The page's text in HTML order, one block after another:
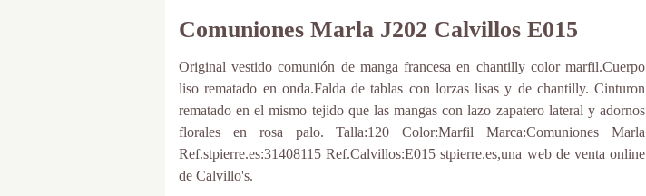
Comuniones Marla J202 Calvillos E015
Original vestido comunión de manga francesa en chantilly color marfil.Cuerpo
liso rematado en onda.Falda de tablas con lorzas lisas y de chantilly. Cinturon
rematado en el mismo tejido que las mangas con lazo zapatero lateral y adornos
florales en rosa palo. Talla:120 Color:Marfil Marca:Comuniones Marla
Ref.stpierre.es:31408115 Ref.Calvillos:E015 stpierre.es,una web de venta online
de Calvillo's.